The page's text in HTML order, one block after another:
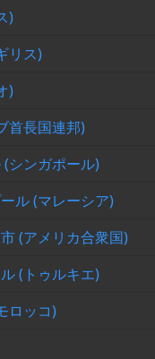
)
リス)
)
首長国連邦)
(シンガポール)
ル (マレーシア)
(アメリカ合衆国)
(トゥルキエ)
ロッコ)